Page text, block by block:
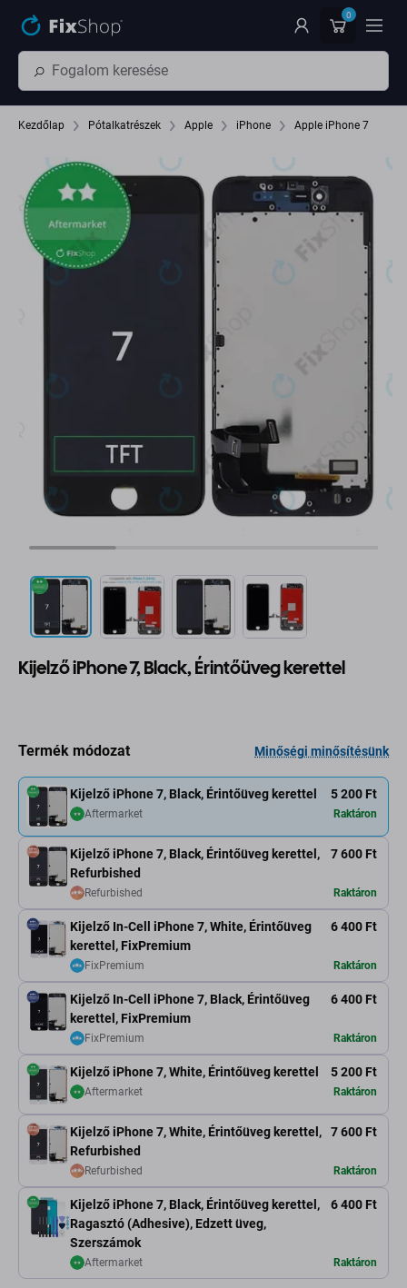
0
Kezdőlap Pótalkatrészek Apple iPhone Apple iPhone 7
Kijelző iPhone 7, Black, Érintőüveg kerettel
Termék módozat Minőségi minősítésünk
Kijelző iPhone 7, Black, Érintőüveg kerettel,
Refurbished
7 600 Ft
Refurbished Raktáron
Kijelző iPhone 7, Black, Érintőüveg kerettel 5 200 Ft
Aftermarket Raktáron
Kijelző In-Cell iPhone 7, White, Érintőüveg
kerettel, FixPremium
6 400 Ft
FixPremium Raktáron
Kijelző In-Cell iPhone 7, Black, Érintőüveg
kerettel, FixPremium
6 400 Ft
FixPremium Raktáron
Kijelző iPhone 7, White, Érintőüveg kerettel 5 200 Ft
Aftermarket Raktáron
Kijelző iPhone 7, White, Érintőüveg kerettel,
Refurbished
7 600 Ft
Refurbished Raktáron
Kijelző iPhone 7, Black, Érintőüveg kerettel,
Ragasztó (Adhesive), Edzett üveg,
Szerszámok
6 400 Ft
Aftermarket Raktáron